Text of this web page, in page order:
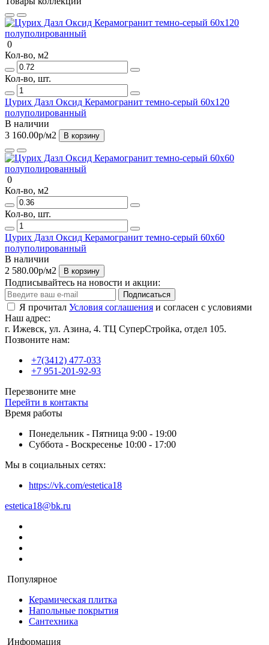
0
Кол-во, м2
Кол-во, шт.
Цурих Дазл Оксид Керамогранит темно-серый 60х120
полуполированный
В наличии
3 160.00р/м2 В корзину
0
Кол-во, м2
Кол-во, шт.
Цурих Дазл Оксид Керамогранит темно-серый 60х60
полуполированный
В наличии
2 580.00р/м2 В корзину
Подписывайтесь на новости и акции:
Подписаться
Я прочитал Условия соглашения и согласен с условиями
Наш адрес:
г. Ижевск, ул. Азина, 4. ТЦ СуперСтройка, отдел 105.
Позвоните нам:
+7(3412) 477-033
+7 951-201-92-93
Перезвоните мне
Перейти в контакты
Время работы
Понедельник - Пятница 9:00 - 19:00
Суббота - Воскресенье 10:00 - 17:00
Мы в социальных сетях:
https://vk.com/estetica18
estetica18@bk.ru
Популярное
Керамическая плитка
Напольные покрытия
Сантехника
Информация